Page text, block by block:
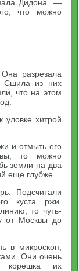
Дидона. —
что можно
разрезала
Сшила из них
что на этом
уловке хитрой
и отмыть его
то можно
земли на два
еще глубже.
Подсчитали
куста ржи.
то чуть-
от Москвы до
в микроскоп,
Они очень
корешка их